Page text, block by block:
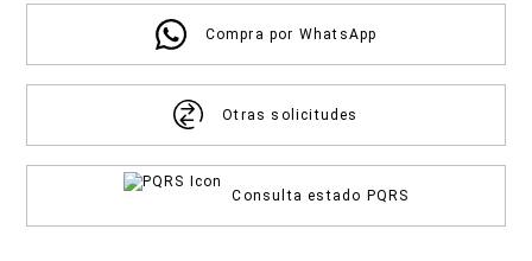
Compra por WhatsApp
Otras solicitudes
Consulta estado PQRS